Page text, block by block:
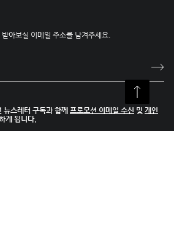
아보실 이메일 주소를 남겨주세요.
뉴스레터 구독과 함께 프로모션 이메일 수신 및 개인
게 됩니다.